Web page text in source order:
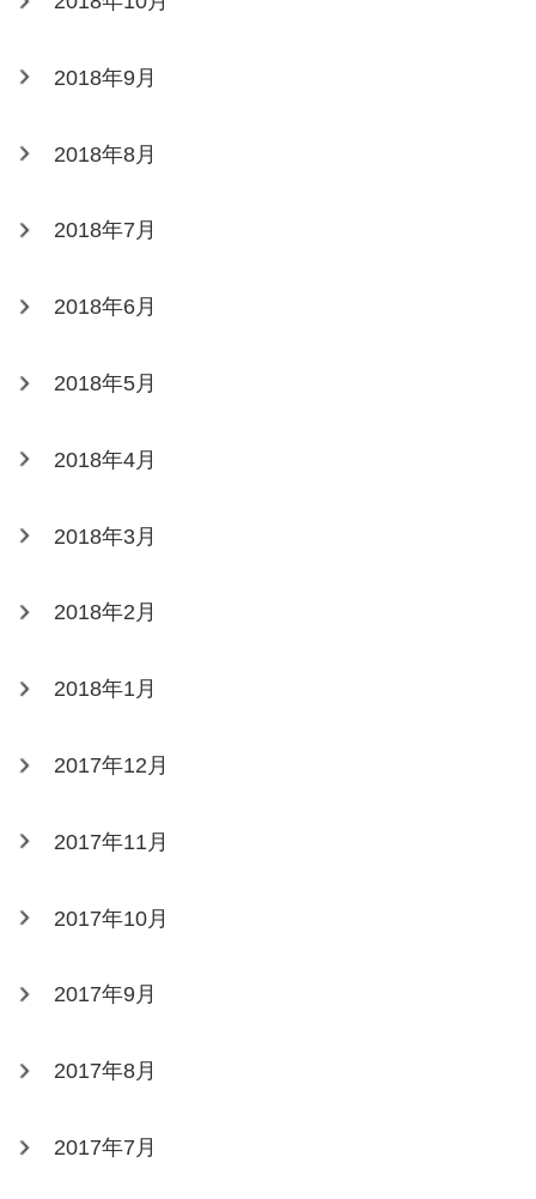
2018年9月
2018年8月
2018年7月
2018年6月
2018年5月
2018年4月
2018年3月
2018年2月
2018年1月
2017年12月
2017年11月
2017年10月
2017年9月
2017年8月
2017年7月